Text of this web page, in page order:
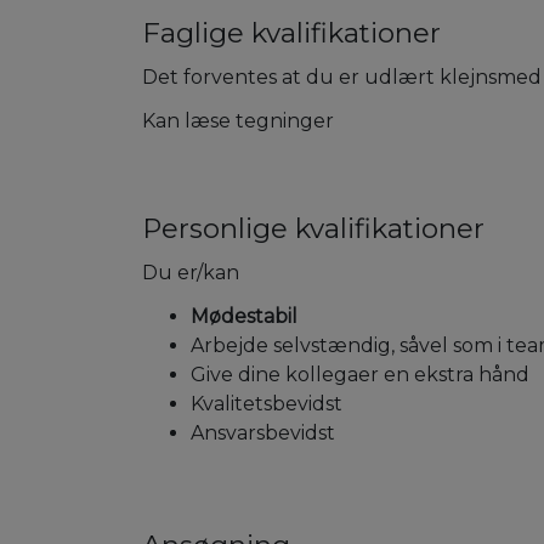
Faglige kvalifikationer
Det forventes at du er udlært klejnsmed
Kan læse tegninger
Personlige kvalifikationer
Du er/kan
Mødestabil
Arbejde selvstændig, såvel som i
Give dine kollegaer en ekstra hånd
Kvalitetsbevidst
Ansvarsbevidst